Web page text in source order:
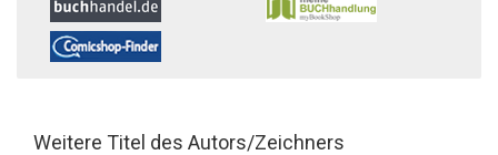
Weitere Titel des Autors/Zeichners